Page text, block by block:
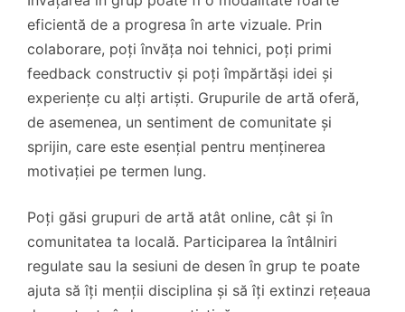
eficientă de a progresa în arte vizuale. Prin
colaborare, poți învăța noi tehnici, poți primi
feedback constructiv și poți împărtăși idei și
experiențe cu alți artiști. Grupurile de artă oferă,
de asemenea, un sentiment de comunitate și
sprijin, care este esențial pentru menținerea
motivației pe termen lung.
Poți găsi grupuri de artă atât online, cât și în
comunitatea ta locală. Participarea la întâlniri
regulate sau la sesiuni de desen în grup te poate
ajuta să îți menții disciplina și să îți extinzi rețeaua